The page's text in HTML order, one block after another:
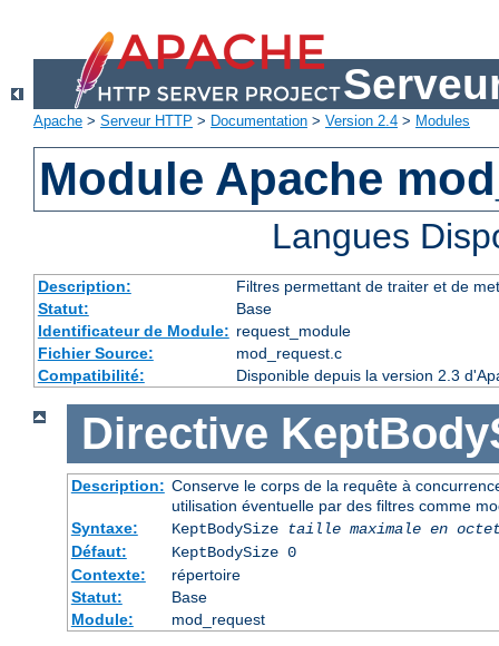
Apache > Serveur HTTP > Documentation > Version 2.4 > Modules
Module Apache
Langues
Description:
Filtres permettant de traiter et de
Statut:
Base
Identificateur de Module: request_module
Fichier Source:
mod_request.c
Compatibilité:
Disponible depuis la version 2.3
Directive
Description: Conserve le corps de la requête à
utilisation éventuelle par des filtres comme
Syntaxe:
KeptBodySize
taille maximale en
Défaut:
KeptBodySize 0
Contexte:
répertoire
Statut:
Base
Module:
mod_request